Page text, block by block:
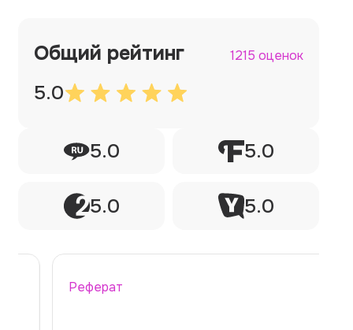
Общий рейтинг 1215 оценок
5.0
5.0 5.0
5.0 5.0
Реферат